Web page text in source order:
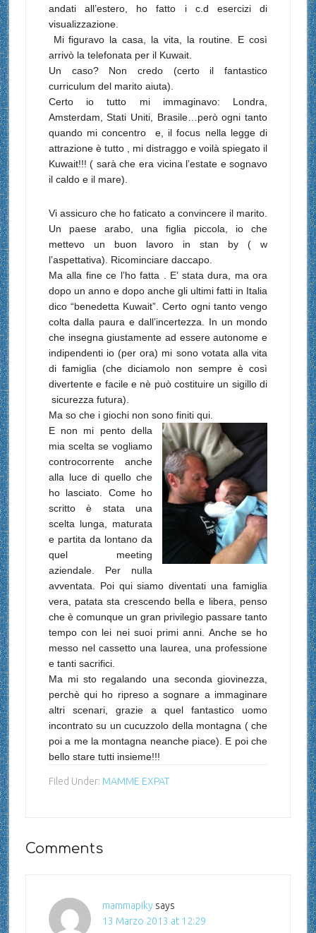
andati all’estero, ho fatto i c.d esercizi di
visualizzazione.
Mi figuravo la casa, la vita, la routine. E così
arrivò la telefonata per il Kuwait.
Un caso? Non credo (certo il fantastico
curriculum del marito aiuta).
Certo io tutto mi immaginavo: Londra,
Amsterdam, Stati Uniti, Brasile…però ogni tanto
quando mi concentro e, il focus nella legge di
attrazione è tutto , mi distraggo e voilà spiegato il
Kuwait!!! ( sarà che era vicina l’estate e sognavo
il caldo e il mare).
Vi assicuro che ho faticato a convincere il marito.
Un paese arabo, una figlia piccola, io che
mettevo un buon lavoro in stan by ( w
l’aspettativa). Ricominciare daccapo.
Ma alla fine ce l’ho fatta . E’ stata dura, ma ora
dopo un anno e dopo anche gli ultimi fatti in Italia
dico “benedetta Kuwait”. Certo ogni tanto vengo
colta dalla paura e dall’incertezza. In un mondo
che insegna giustamente ad essere autonome e
indipendenti io (per ora) mi sono votata alla vita
di famiglia (che diciamolo non sempre è così
divertente e facile e nè può costituire un sigillo di
sicurezza futura).
Ma so che i giochi non sono finiti qui.
E non mi pento della
mia scelta se vogliamo
controcorrente anche
alla luce di quello che
ho lasciato. Come ho
scritto è stata una
scelta lunga, maturata
e partita da lontano da
quel meeting
aziendale. Per nulla
avventata. Poi qui siamo diventati una famiglia
vera, patata sta crescendo bella e libera, penso
che è comunque un gran privilegio passare tanto
tempo con lei nei suoi primi anni. Anche se ho
messo nel cassetto una laurea, una professione
e tanti sacrifici.
Ma mi sto regalando una seconda giovinezza,
perchè qui ho ripreso a sognare a immaginare
altri scenari, grazie a quel fantastico uomo
incontrato su un cucuzzolo della montagna ( che
poi a me la montagna neanche piace). E poi che
bello stare tutti insieme!!!
Filed Under: MAMME EXPAT
Comments
mammapiky says
13 Marzo 2013 at 12:29